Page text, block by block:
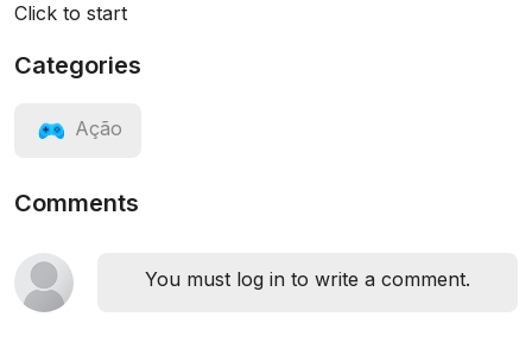
Click to start
Categories
Ação
Comments
You must log in to write a comment.